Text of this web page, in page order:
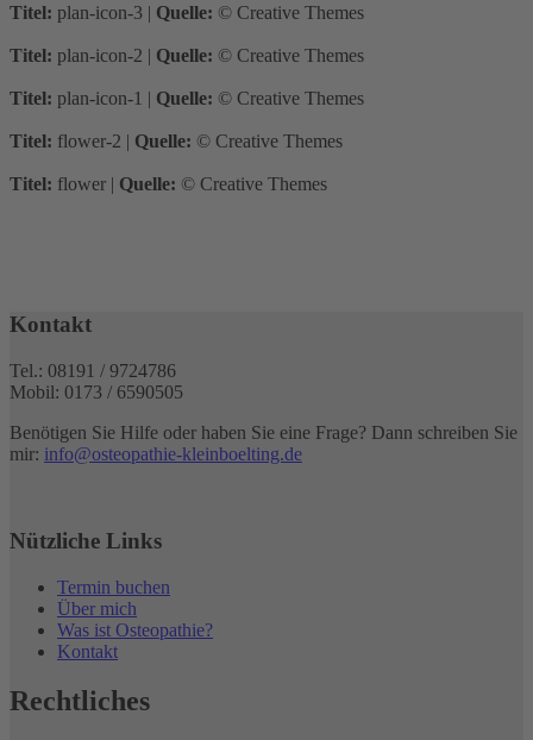
Titel: plan-icon-3 | Quelle: © Creative Themes
Titel: plan-icon-2 | Quelle: © Creative Themes
Titel: plan-icon-1 | Quelle: © Creative Themes
Titel: flower-2 | Quelle: © Creative Themes
Titel: flower | Quelle: © Creative Themes
Kontakt
Tel.: 08191 / 9724786
Mobil: 0173 / 6590505
Benötigen Sie Hilfe oder haben Sie eine Frage? Dann schreiben Sie
mir: info@osteopathie-kleinboelting.de
Nützliche Links
Termin buchen
Über mich
Was ist Osteopathie?
Kontakt
Rechtliches